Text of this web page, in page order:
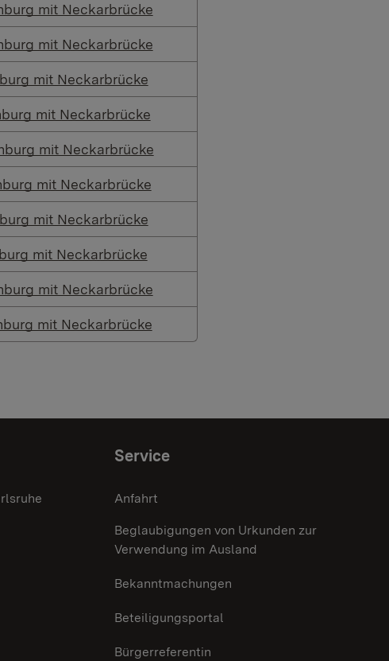
mit Neckarbrücke
mit Neckarbrücke
mit Neckarbrücke
mit Neckarbrücke
mit Neckarbrücke
mit Neckarbrücke
mit Neckarbrücke
mit Neckarbrücke
mit Neckarbrücke
mit Neckarbrücke
Service
Anfahrt
Beglaubigungen von Urkunden zur
Verwendung im Ausland
Bekanntmachungen
Beteiligungsportal
Bürgerreferentin